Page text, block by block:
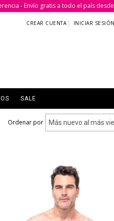
- Envío gratis a todo el país
CREAR CUENTA INICIAR SESIÓN
SALE
Ordenar por